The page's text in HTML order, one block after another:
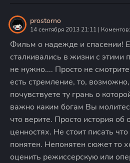
prostorno
14 сентября 2013 21:11 |
Фильм о надежде и спасении!
сталкивались в жизни с этими
не нужно.... Просто не
есть стремление, то,
почувствуете ту грань о
важно каким богам Вы
что верите. Просто история
ценностях. Не стоит писать
понятен. Непонятен сюжет то
оценить режиссерскую или